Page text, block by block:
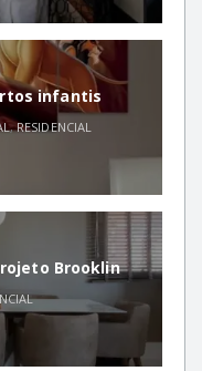
infantis
,RESIDENCIAL
Brooklin